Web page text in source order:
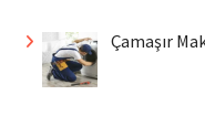
Çamaşır